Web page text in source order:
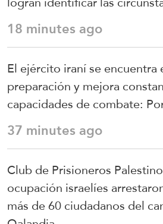
18 minutes ago
El ejército iraní se encuentra
preparación y mejora
capacidades de combate:
37 minutes ago
Club de Prisioneros
ocupación israelíes
más de 60 ciudadanos del